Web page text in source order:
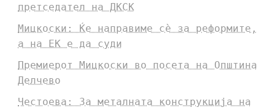
претседател на ДКСК
Мицкоски: Ќе направиме сè за реформите,
а на ЕК е да суди
Премиерот Мицкоски во посета на Општина
Делчево
Честоева: За металната конструкција на